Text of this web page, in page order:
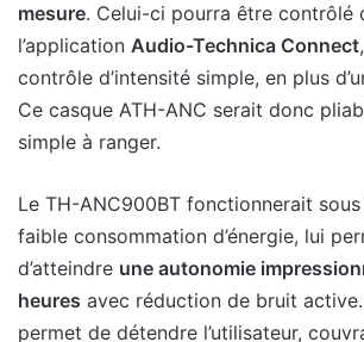
mesure. Celui-ci pourra être contrôlé
l’application Audio-Technica Connect
contrôle d’intensité simple, en plus
Ce casque ATH-ANC serait donc
simple à ranger.
Le TH-ANC900BT fonctionnerait sous
faible consommation d’énergie, lui
d’atteindre une autonomie
heures avec réduction de bruit
permet de détendre l’utilisateur,